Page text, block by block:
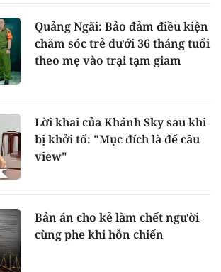
Quảng Ngãi: Bảo đảm điều kiện
chăm sóc trẻ dưới 36 tháng tuổi
theo mẹ vào trại tạm giam
Lời khai của Khánh Sky sau khi
bị khởi tố: "Mục đích là để câu
view"
Bản án cho kẻ làm chết người
cùng phe khi hỗn chiến